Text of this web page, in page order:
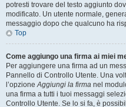
potresti trovare del testo aggiunto
modificato. Un utente normale,
messaggio dopo che qualcuno ha
Top
Come aggiungo una firma ai miei
Per aggiungere una firma ad un
Pannello di Controllo Utente. Una
l’opzioneAggiungi la firma nel
una firma a tutti i tuoi messaggi
Controllo Utente. Se lo si fa, è